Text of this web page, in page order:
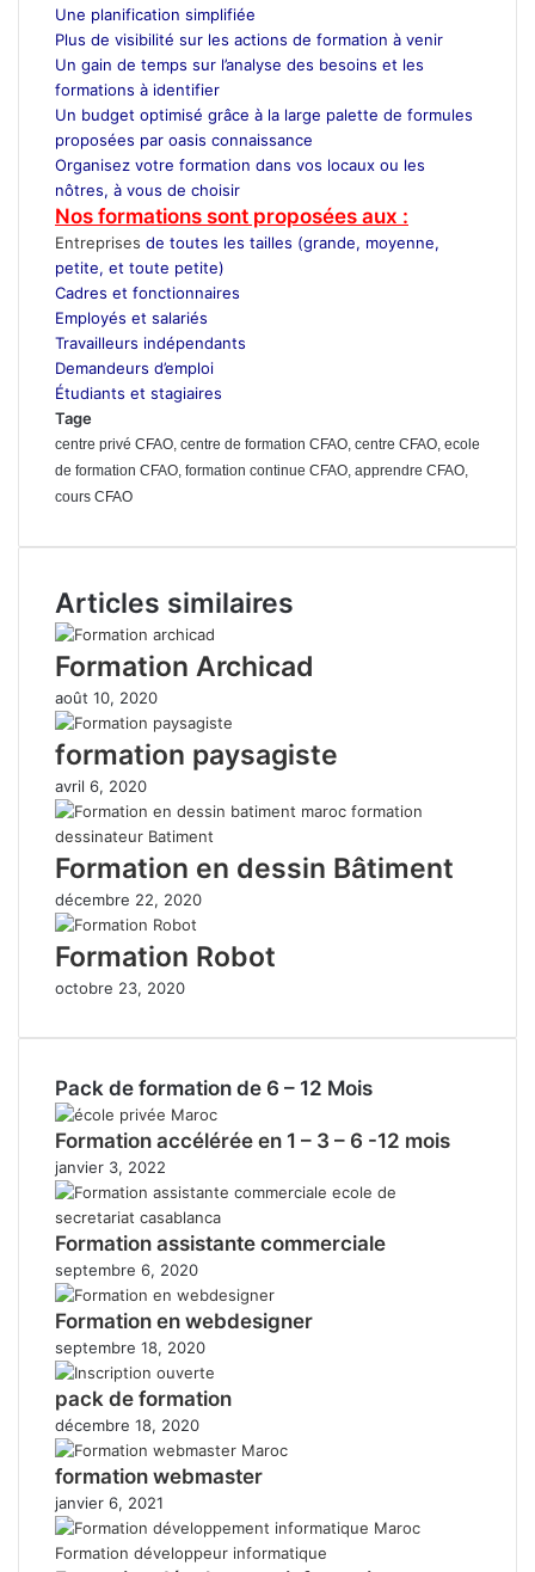
Une planification simplifiée
Plus de visibilité sur les actions de formation à venir
Un gain de temps sur l’analyse des besoins et les
formations à identifier
Un budget optimisé grâce à la large palette de formules
proposées par oasis connaissance
Organisez votre formation dans vos locaux ou les
nôtres, à vous de choisir
Nos formations sont proposées aux :
Entreprises de toutes les tailles (grande, moyenne,
petite, et toute petite)
Cadres et fonctionnaires
Employés et salariés
Travailleurs indépendants
Demandeurs d’emploi
Étudiants et stagiaires
Tage
centre privé CFAO, centre de formation CFAO, centre CFAO, ecole
de formation CFAO, formation continue CFAO, apprendre CFAO,
cours CFAO
Articles similaires
Formation Archicad
août 10, 2020
formation paysagiste
avril 6, 2020
Formation en dessin Bâtiment
décembre 22, 2020
Formation Robot
octobre 23, 2020
Pack de formation de 6 – 12 Mois
Formation accélérée en 1 – 3 – 6 -12 mois
janvier 3, 2022
Formation assistante commerciale
septembre 6, 2020
Formation en webdesigner
septembre 18, 2020
pack de formation
décembre 18, 2020
formation webmaster
janvier 6, 2021